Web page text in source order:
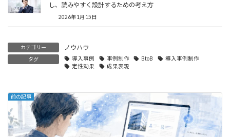
し、読みやすく設計するための考え方
2026年1月15日
カテゴリー ノウハウ
タグ 導入事例 事例制作 BtoB
導入事例制作
定性効果
成果表現
前の記事